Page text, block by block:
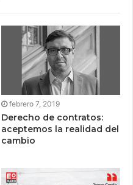
febrero 7, 2019
Derecho de contratos:
aceptemos la realidad del
cambio